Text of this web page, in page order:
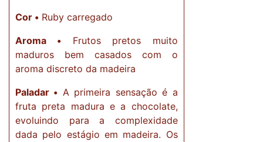
Cor • Ruby carregado
Aroma • Frutos pretos muito
maduros bem casados com o
aroma discreto da madeira
Paladar • A primeira sensação é a
fruta preta madura e a chocolate,
evoluindo para a complexidade
dada pelo estágio em madeira. Os